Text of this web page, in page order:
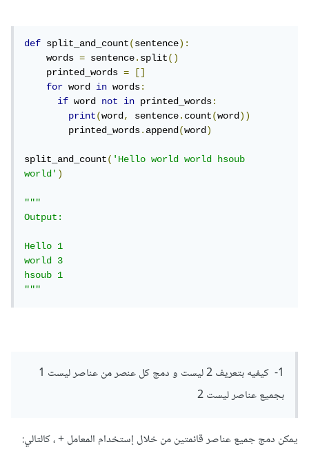
def split_and_count(sentence):
    words
= sentence.split()
    printed_words
=
[]
for word in words:
if word not in printed_words:
print(word, sentence.count(word))
        printed_words
.append(word)
split_and_count('Hello world world hsoub
world')
"""
Output:
Hello 1
world 3
hsoub 1
"""
1- كيفيه بتعريف 2 ليست و دمج كل عنصر من عناصر ليست 1
بجميع عناصر ليست 2
يمكن دمج جميع عناصر قائمتين من خلال إستخدام المعامل + ، كالتالي: